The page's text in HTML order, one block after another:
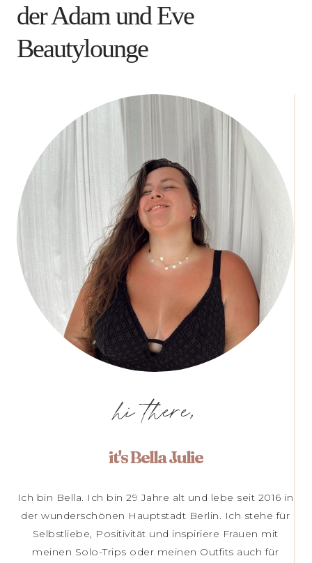
der Adam und Eve
Beautylounge
hi there,
it's Bella Julie
Ich bin Bella. Ich bin 29 Jahre alt und lebe seit 2016 in
der wunderschönen Hauptstadt Berlin. Ich stehe für
Selbstliebe, Positivität und inspiriere Frauen mit
meinen Solo-Trips oder meinen Outfits auch für